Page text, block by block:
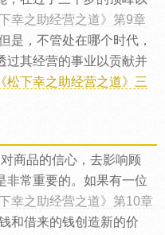
幸之助经营之道》第9章
是，不管处在哪个时代，
过其经营的事业以贡献并
松下幸之助经营之道》三
商品的信心，去影响顾
非常重要的。如果有一位
幸之助经营之道》第10章
和借来的钱创造新的价